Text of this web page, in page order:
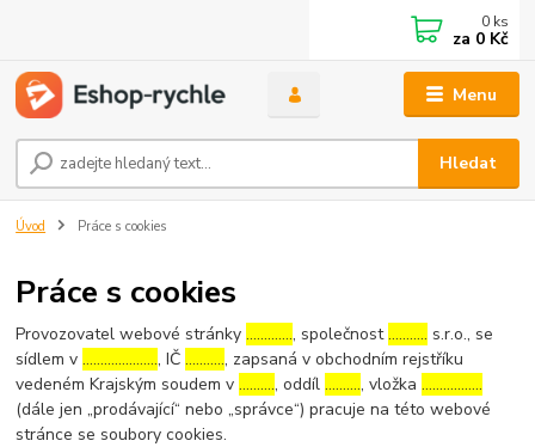
Menu
Hledat
0 ks
za 0 Kč
Úvod Práce s cookies
Práce s cookies
Provozovatel webové stránky…………., společnost……….. s.r.o., se
sídlem v…………………, IČ……….., zapsaná v obchodním rejstříku
vedeném Krajským soudem v………., oddíl………., vložka……………..
(dále jen „prodávající“ nebo „správce“) pracuje na této webové
stránce se soubory cookies.